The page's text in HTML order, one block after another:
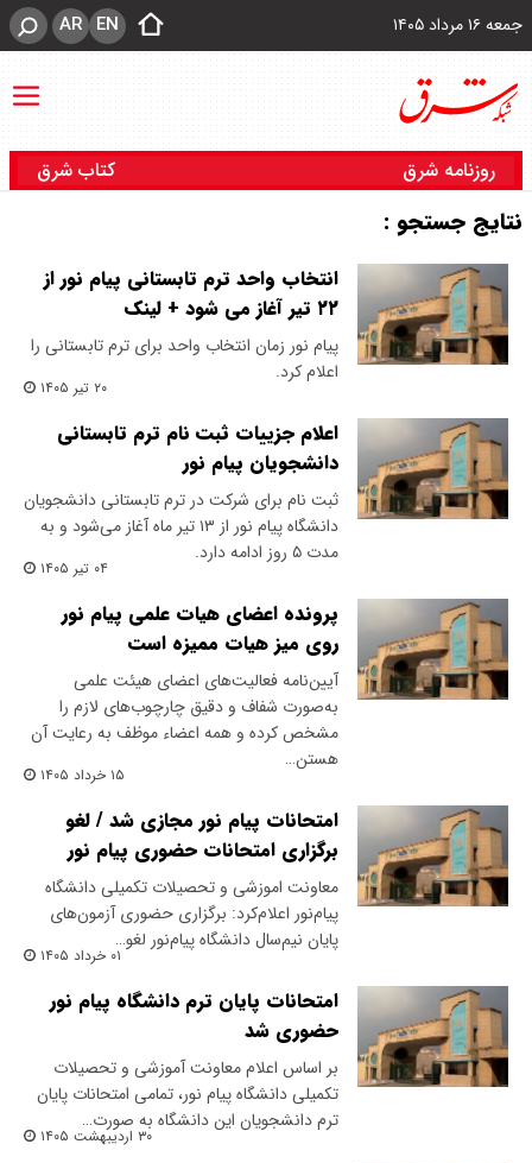
جمعه ۱۶ مرداد ۱۴۰۵ EN
AR
روزنامه شرق کتاب شرق
نتایج جستجو :
انتخاب واحد ترم تابستانی پیام نور از
۲۲ تیر آغاز می شود + لینک
پیام نور زمان انتخاب واحد برای ترم تابستانی را
اعلام کرد.
۲۰ تیر ۱۴۰۵
اعلام جزییات ثبت نام ترم تابستانی
دانشجویان پیام نور
ثبت نام برای شرکت در ترم تابستانی دانشجویان
دانشگاه پیام نور از ۱۳ تیر ماه آغاز می‌شود و به
مدت ۵ روز ادامه دارد.
۰۴ تیر ۱۴۰۵
پرونده اعضای هیات علمی پیام نور
روی میز هیات ممیزه است
آیین‌نامه فعالیت‌های اعضای هیئت علمی
به‌صورت شفاف و دقیق چارچوب‌های لازم را
مشخص کرده و همه اعضاء موظف به رعایت آن
هستن…
۱۵ خرداد ۱۴۰۵
امتحانات پیام نور مجازی شد / لغو
برگزاری امتحانات حضوری پیام نور
معاونت اموزشی و تحصیلات تکمیلی دانشگاه
پیام‌نور اعلام‌کرد: برگزاری حضوری آزمون‌های
پایان نیم‌سال دانشگاه پیام‌نور لغو…
۰۱ خرداد ۱۴۰۵
امتحانات پایان ترم دانشگاه پیام نور
حضوری شد
بر اساس اعلام معاونت آموزشی و تحصیلات
تکمیلی دانشگاه پیام نور، تمامی امتحانات پایان
ترم دانشجویان این دانشگاه به صورت…
۳۰ اردیبهشت ۱۴۰۵